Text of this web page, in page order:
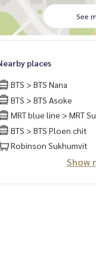
See
places
BTS > BTS Nana
BTS > BTS Asoke
MRT blue line > MRT
BTS > BTS Ploen chit
Robinson Sukhumvit
Show